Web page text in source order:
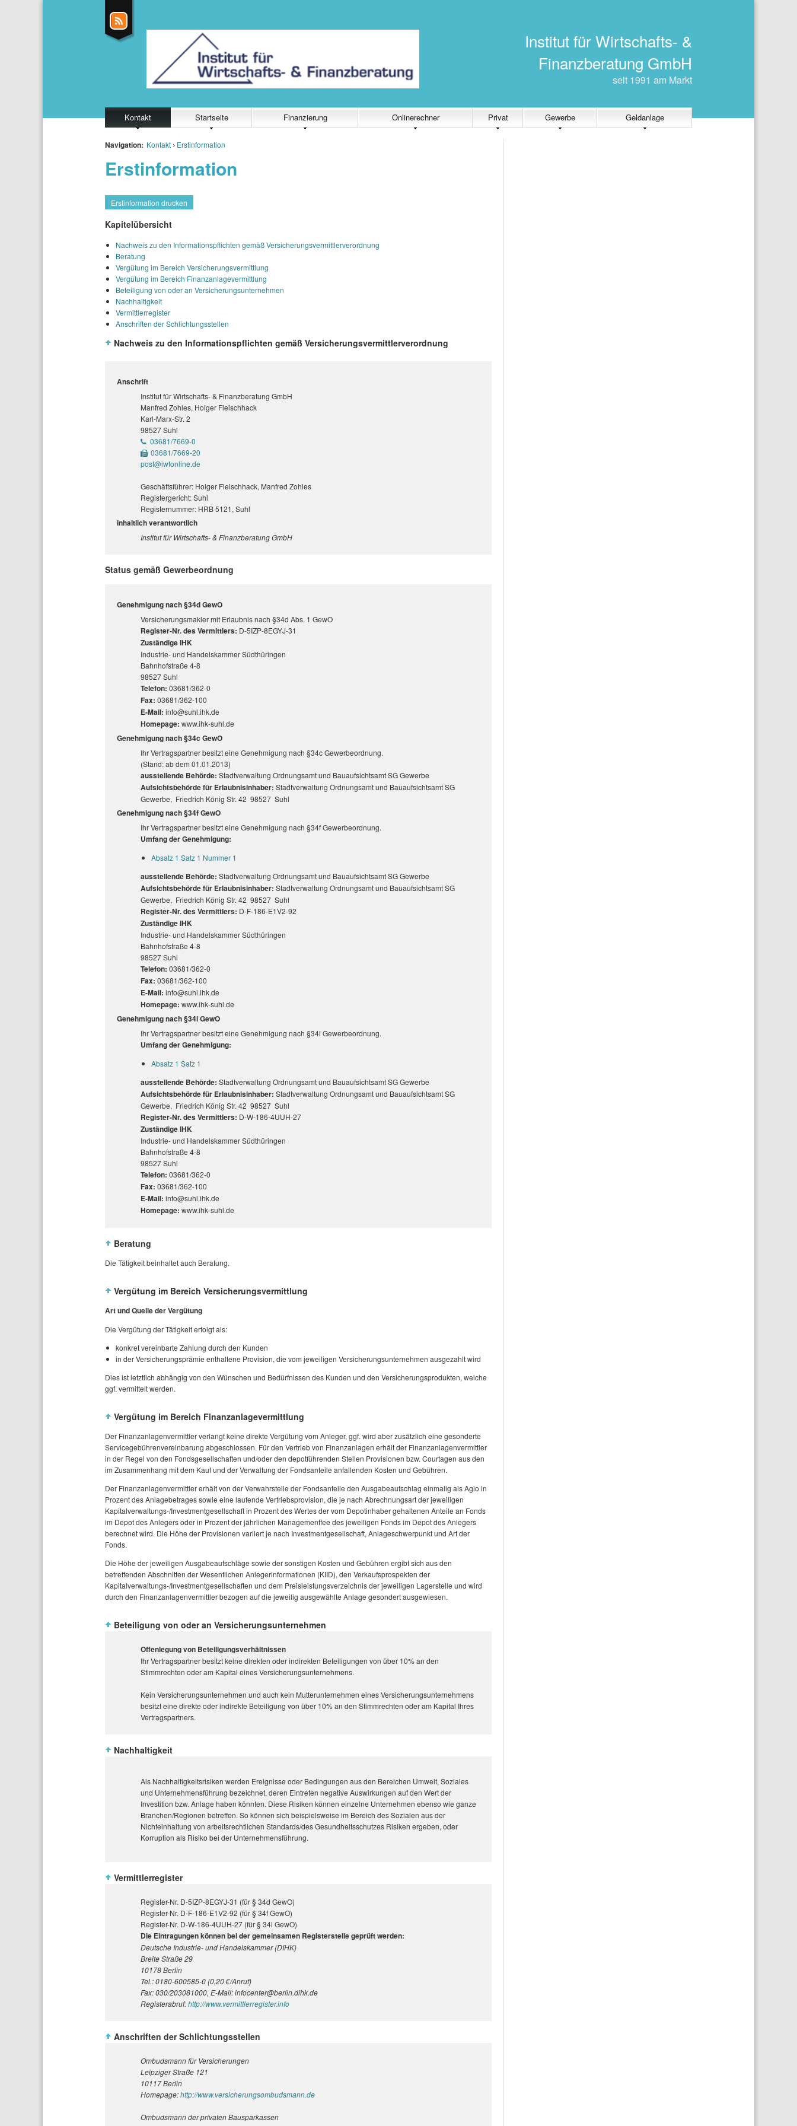
Institut für Wirtschafts- &
Finanzberatung GmbH
seit 1991 am Markt
Kontakt Startseite Finanzierung Onlinerechner Privat Gewerbe Geldanlage
Navigation: Kontakt Erstinformation
Erstinformation
Erstinformation drucken
Kapitelübersicht
Nachweis zu den Informationspflichten gemäß Versicherungsvermittlerverordnung
Beratung
Vergütung im Bereich Versicherungsvermittlung
Vergütung im Bereich Finanzanlagevermittlung
Beteiligung von oder an Versicherungsunternehmen
Nachhaltigkeit
Vermittlerregister
Anschriften der Schlichtungsstellen
Nachweis zu den Informationspflichten gemäß Versicherungsvermittlerverordnung
Anschrift
Institut für Wirtschafts- & Finanzberatung GmbH
Manfred Zohles, Holger Fleischhack
Karl-Marx-Str. 2
98527 Suhl
03681/7669-0
03681/7669-20
post@iwfonline.de
Geschäftsführer: Holger Fleischhack, Manfred Zohles
Registergericht: Suhl
Registernummer: HRB 5121, Suhl
inhaltlich verantwortlich
Institut für Wirtschafts- & Finanzberatung GmbH
Status gemäß Gewerbeordnung
Genehmigung nach §34d GewO
Versicherungsmakler mit Erlaubnis nach §34d Abs. 1 GewO
Register-Nr. des Vermittlers: D-5IZP-8EGYJ-31
Zuständige IHK
Industrie- und Handelskammer Südthüringen
Bahnhofstraße 4-8
98527 Suhl
Telefon: 03681/362-0
Fax: 03681/362-100
E-Mail: info@suhl.ihk.de
Homepage: www.ihk-suhl.de
Genehmigung nach §34c GewO
Ihr Vertragspartner besitzt eine Genehmigung nach §34c Gewerbeordnung.
(Stand: ab dem 01.01.2013)
ausstellende Behörde: Stadtverwaltung Ordnungsamt und Bauaufsichtsamt SG Gewerbe
Aufsichtsbehörde für Erlaubnisinhaber: Stadtverwaltung Ordnungsamt und Bauaufsichtsamt SG
Gewerbe, Friedrich König Str. 42 98527 Suhl
Genehmigung nach §34f GewO
Ihr Vertragspartner besitzt eine Genehmigung nach §34f Gewerbeordnung.
Umfang der Genehmigung:
Absatz 1 Satz 1 Nummer 1
ausstellende Behörde: Stadtverwaltung Ordnungsamt und Bauaufsichtsamt SG Gewerbe
Aufsichtsbehörde für Erlaubnisinhaber: Stadtverwaltung Ordnungsamt und Bauaufsichtsamt SG
Gewerbe, Friedrich König Str. 42 98527 Suhl
Register-Nr. des Vermittlers: D-F-186-E1V2-92
Zuständige IHK
Industrie- und Handelskammer Südthüringen
Bahnhofstraße 4-8
98527 Suhl
Telefon: 03681/362-0
Fax: 03681/362-100
E-Mail: info@suhl.ihk.de
Homepage: www.ihk-suhl.de
Genehmigung nach §34i GewO
Ihr Vertragspartner besitzt eine Genehmigung nach §34i Gewerbeordnung.
Umfang der Genehmigung:
Absatz 1 Satz 1
ausstellende Behörde: Stadtverwaltung Ordnungsamt und Bauaufsichtsamt SG Gewerbe
Aufsichtsbehörde für Erlaubnisinhaber: Stadtverwaltung Ordnungsamt und Bauaufsichtsamt SG
Gewerbe, Friedrich König Str. 42 98527 Suhl
Register-Nr. des Vermittlers: D-W-186-4UUH-27
Zuständige IHK
Industrie- und Handelskammer Südthüringen
Bahnhofstraße 4-8
98527 Suhl
Telefon: 03681/362-0
Fax: 03681/362-100
E-Mail: info@suhl.ihk.de
Homepage: www.ihk-suhl.de
Beratung
Die Tätigkeit beinhaltet auch Beratung.
Vergütung im Bereich Versicherungsvermittlung
Art und Quelle der Vergütung
Die Vergütung der Tätigkeit erfolgt als:
konkret vereinbarte Zahlung durch den Kunden
in der Versicherungsprämie enthaltene Provision, die vom jeweiligen Versicherungsunternehmen ausgezahlt wird
Dies ist letztlich abhängig von den Wünschen und Bedürfnissen des Kunden und den Versicherungsprodukten, welche
ggf. vermittelt werden.
Vergütung im Bereich Finanzanlagevermittlung
Der Finanzanlagenvermittler verlangt keine direkte Vergütung vom Anleger, ggf. wird aber zusätzlich eine gesonderte
Servicegebührenvereinbarung abgeschlossen. Für den Vertrieb von Finanzanlagen erhält der Finanzanlagenvermittler
in der Regel von den Fondsgesellschaften und/oder den depotführenden Stellen Provisionen bzw. Courtagen aus den
im Zusammenhang mit dem Kauf und der Verwaltung der Fondsanteile anfallenden Kosten und Gebühren.
Der Finanzanlagenvermittler erhält von der Verwahrstelle der Fondsanteile den Ausgabeaufschlag einmalig als Agio in
Prozent des Anlagebetrages sowie eine laufende Vertriebsprovision, die je nach Abrechnungsart der jeweiligen
Kapitalverwaltungs-/Investmentgesellschaft in Prozent des Wertes der vom Depotinhaber gehaltenen Anteile an Fonds
im Depot des Anlegers oder in Prozent der jährlichen Managementfee des jeweiligen Fonds im Depot des Anlegers
berechnet wird. Die Höhe der Provisionen variiert je nach Investmentgesellschaft, Anlageschwerpunkt und Art der
Fonds.
Die Höhe der jeweiligen Ausgabeaufschläge sowie der sonstigen Kosten und Gebühren ergibt sich aus den
betreffenden Abschnitten der Wesentlichen Anlegerinformationen (KIID), den Verkaufsprospekten der
Kapitalverwaltungs-/Investmentgesellschaften und dem Preisleistungsverzeichnis der jeweiligen Lagerstelle und wird
durch den Finanzanlagenvermittler bezogen auf die jeweilig ausgewählte Anlage gesondert ausgewiesen.
Beteiligung von oder an Versicherungsunternehmen
Offenlegung von Beteiligungsverhältnissen
Ihr Vertragspartner besitzt keine direkten oder indirekten Beteiligungen von über 10% an den
Stimmrechten oder am Kapital eines Versicherungsunternehmens.
Kein Versicherungsunternehmen und auch kein Mutterunternehmen eines Versicherungsunternehmens
besitzt eine direkte oder indirekte Beteiligung von über 10% an den Stimmrechten oder am Kapital Ihres
Vertragspartners.
Nachhaltigkeit
Als Nachhaltigkeitsrisiken werden Ereignisse oder Bedingungen aus den Bereichen Umwelt, Soziales
und Unternehmensführung bezeichnet, deren Eintreten negative Auswirkungen auf den Wert der
Investition bzw. Anlage haben könnten. Diese Risiken können einzelne Unternehmen ebenso wie ganze
Branchen/Regionen betreffen. So können sich beispielsweise im Bereich des Sozialen aus der
Nichteinhaltung von arbeitsrechtlichen Standards/des Gesundheitsschutzes Risiken ergeben, oder
Korruption als Risiko bei der Unternehmensführung.
Vermittlerregister
Register-Nr. D-5IZP-8EGYJ-31 (für § 34d GewO)
Register-Nr. D-F-186-E1V2-92 (für § 34f GewO)
Register-Nr. D-W-186-4UUH-27 (für § 34i GewO)
Die Eintragungen können bei der gemeinsamen Registerstelle geprüft werden:
Deutsche Industrie- und Handelskammer (DIHK)
Breite Straße 29
10178 Berlin
Tel.: 0180-600585-0 (0,20 €/Anruf)
Fax: 030/203081000, E-Mail: infocenter@berlin.dihk.de
Registerabruf:http://www.vermittlerregister.info
Anschriften der Schlichtungsstellen
Ombudsmann für Versicherungen
Leipziger Straße 121
10117 Berlin
Homepage:http://www.versicherungsombudsmann.de
Ombudsmann der privaten Bausparkassen